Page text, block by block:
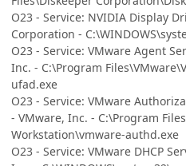
O23 - Service: NVIDIA Display
Corporation -
O23 - Service: VMware Agent
Inc. - C:\Program
ufad.exe
O23 - Service: VMware
- VMware, Inc. - C:\Program
Workstation\vmware-authd.exe
O23 - Service: VMware DHCP